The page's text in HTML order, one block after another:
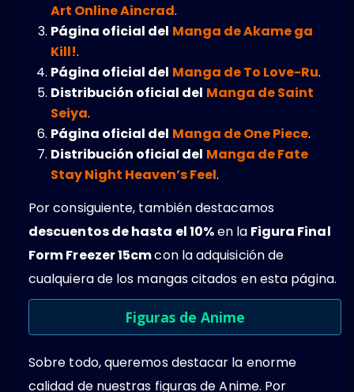
Art Online Aincrad.
Página oficial del Manga de Akame ga
Kill!.
Página oficial del Manga de To Love-Ru.
Distribución oficial del Manga de Saint
Seiya.
Página oficial del Manga de One Piece.
Distribución oficial del Manga de Fate
Stay Night Heaven’s Feel.
Por consiguiente, también destacamos
descuentos de hasta el 10%en la Figura Final
Form Freezer 15cmcon la adquisición de
cualquiera de los mangas citados en esta página.
Figuras de Anime
Sobre todo, queremos destacar la enorme
calidad de nuestras figuras de Anime. Por